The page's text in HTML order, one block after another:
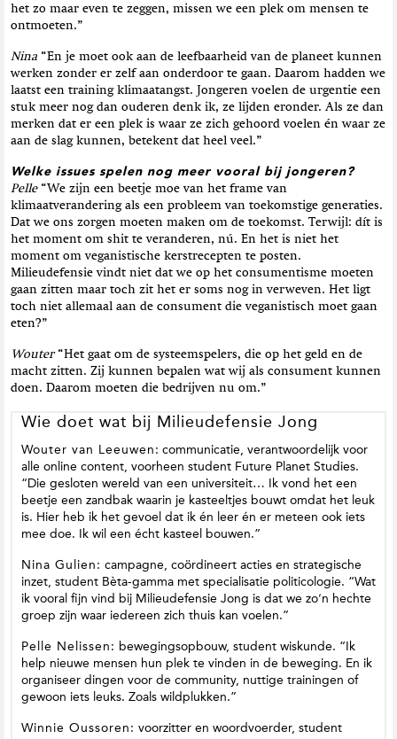
het zo maar even te zeggen, missen we een plek om mensen te
ontmoeten.”
Nina “En je moet ook aan de leefbaarheid van de planeet kunnen
werken zonder er zelf aan onderdoor te gaan. Daarom hadden we
laatst een training klimaatangst. Jongeren voelen de urgentie een
stuk meer nog dan ouderen denk ik, ze lijden eronder. Als ze dan
merken dat er een plek is waar ze zich gehoord voelen én waar ze
aan de slag kunnen, betekent dat heel veel.”
Welke issues spelen nog meer vooral bij jongeren?
Pelle “We zijn een beetje moe van het frame van
klimaatverandering als een probleem van toekomstige generaties.
Dat we ons zorgen moeten maken om de toekomst. Terwijl: dít is
het moment om shit te veranderen, nú. En het is niet het
moment om veganistische kerstrecepten te posten.
Milieudefensie vindt niet dat we op het consumentisme moeten
gaan zitten maar toch zit het er soms nog in verweven. Het ligt
toch niet allemaal aan de consument die veganistisch moet gaan
eten?”
Wouter “Het gaat om de systeemspelers, die op het geld en de
macht zitten. Zij kunnen bepalen wat wij als consument kunnen
doen. Daarom moeten die bedrijven nu om.”
Wie doet wat bij Milieudefensie Jong
Wouter van Leeuwen: communicatie, verantwoordelijk voor
alle online content, voorheen student Future Planet Studies.
“Die gesloten wereld van een universiteit… Ik vond het een
beetje een zandbak waarin je kasteeltjes bouwt omdat het leuk
is. Hier heb ik het gevoel dat ik én leer én er meteen ook iets
mee doe. Ik wil een écht kasteel bouwen.”
Nina Gulien: campagne, coördineert acties en strategische
inzet, student Bèta-gamma met specialisatie politicologie. “Wat
ik vooral fijn vind bij Milieudefensie Jong is dat we zo’n hechte
groep zijn waar iedereen zich thuis kan voelen.”
Pelle Nelissen: bewegingsopbouw, student wiskunde. “Ik
help nieuwe mensen hun plek te vinden in de beweging. En ik
organiseer dingen voor de community, nuttige trainingen of
gewoon iets leuks. Zoals wildplukken.”
Winnie Oussoren: voorzitter en woordvoerder, student